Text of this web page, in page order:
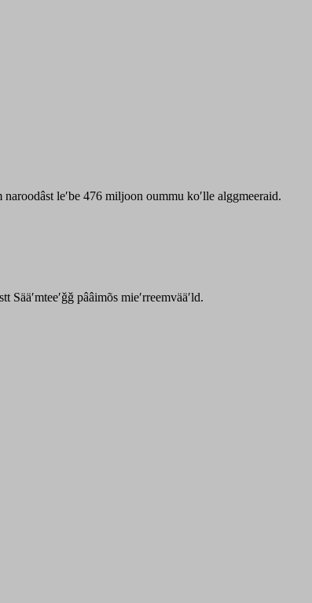
naroodâst leʹbe 476 miljoon oummu koʹlle alggmeeraid.
Sääʹmteeʹǧǧ pââimõs mieʹrreemvääʹld.